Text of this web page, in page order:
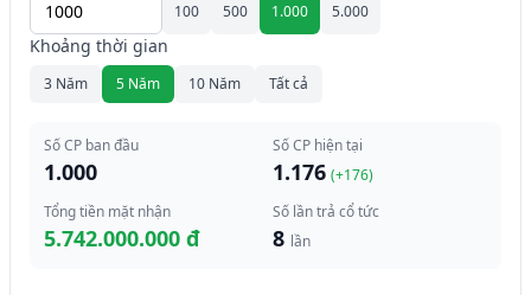
100 500 1.000 5.000
Khoảng thời gian
3 Năm 5 Năm 10 Năm Tất cả
Số CP ban đầu
1.000
Số CP hiện tại
1.176 (+176)
Tổng tiền mặt nhận
5.742.000.000 đ
Số lần trả cổ tức
8 lần